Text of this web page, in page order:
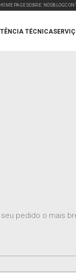
HOMEPAGE SOBRE NÓSBLOG
TÉCNICA
pedido o mais